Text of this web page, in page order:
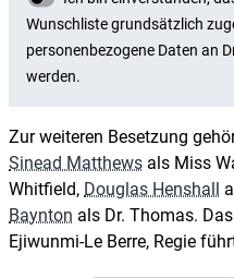
Zur weiteren Besetzung
Sinead Matthews als Miss
Whitfield, Douglas Henshall
Baynton als Dr. Thomas.
Ejiwunmi-Le Berre, Regie